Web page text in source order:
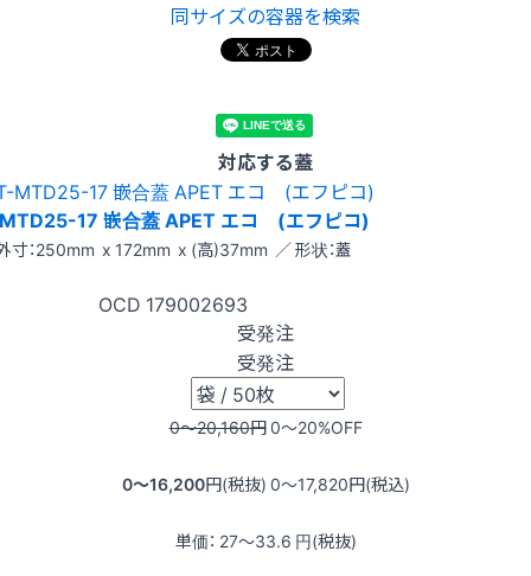
同サイズの容器を検索
対応する蓋
17 嵌合蓋 APET エコ (エフピコ)
寸：250mm x 172mm x (高)37mm ／ 形状：蓋
OCD 179002693
受発注
受発注
0〜20,160円0〜20%OFF
0〜16,200円(税抜) 0〜17,820円(税込)
単価： 27〜33.6 円(税抜)